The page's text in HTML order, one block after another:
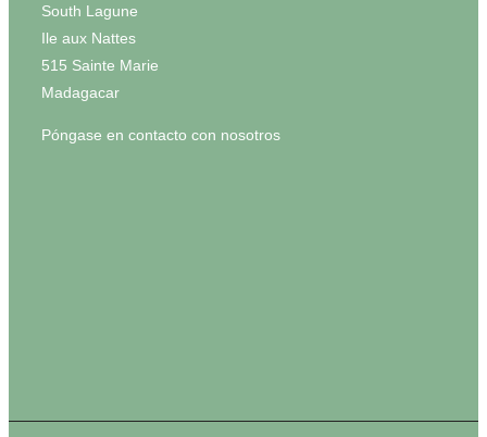
South Lagune
Ile aux Nattes
515 Sainte Marie
Madagacar
Póngase en contacto con nosotros